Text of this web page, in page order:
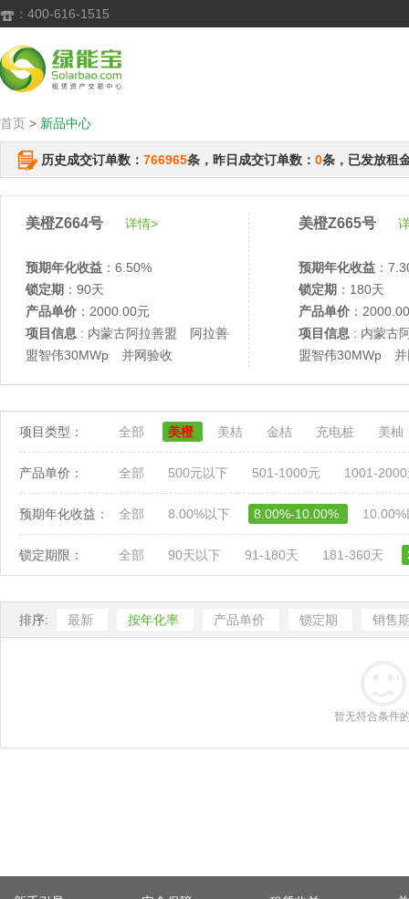
 ：400-616-1515
首页 > 新品中心
历史成交订单数： 766965条，昨日成交订单数： 0条，已发放租
美橙Z664号 详情>
预期年化收益 ：6.50%
锁定期 ：90天
产品单价 ：2000.00元
项目信息 : 内蒙古阿拉善盟 阿拉善
盟智伟30MWp 并网验收
美橙Z665号
预期年化收益 ：
锁定期 ：180天
产品单价 ：
项目信息 : 内蒙古
盟智伟30MWp 并
项目类型： 全部 美橙 美桔 金桔 充电桩 美柚
产品单价： 全部 500元以下 501-1000元 1001-
预期年化收益： 全部 8.00%以下 8.00%-10.00%
锁定期限： 全部 90天以下 91-180天 181-360天
排序: 最新 按年化率 产品单价 锁定期 销售
暂无符合条件